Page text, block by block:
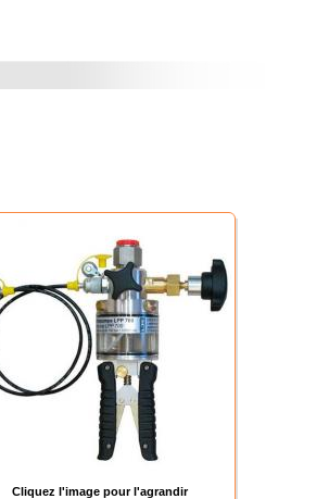
Cliquez l'image pour l'agrandir